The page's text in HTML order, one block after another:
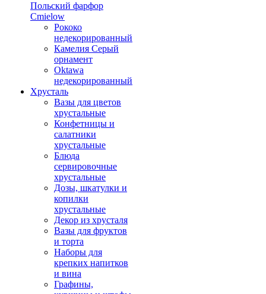
Польский фарфор
Сmielow
Рококо
недекорированный
Камелия Серый
орнамент
Oktawa
недекорированный
Хрусталь
Вазы для цветов
хрустальные
Конфетницы и
салатники
хрустальные
Блюда
сервировочные
хрустальные
Дозы, шкатулки и
копилки
хрустальные
Декор из хрусталя
Вазы для фруктов
и торта
Наборы для
крепких напитков
и вина
Графины,